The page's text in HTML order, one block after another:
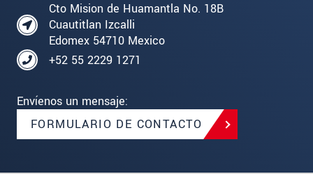
Cto Mision de Huamantla No. 18B
Cuautitlan Izcalli
Edomex 54710 Mexico
+52 55 2229 1271
Envíenos un mensaje:
FORMULARIO DE CONTACTO